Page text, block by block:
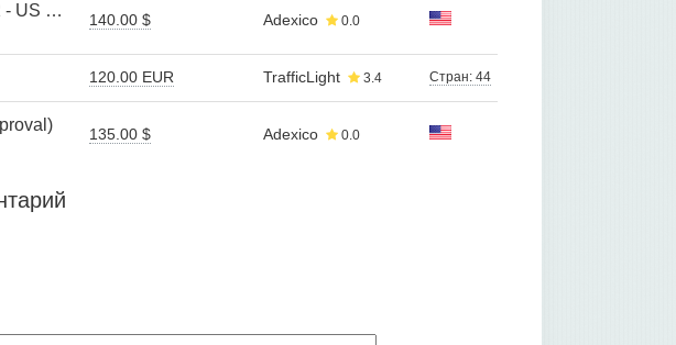
140.00 $ Adexico 0.0
120.00 EUR TrafficLight 3.4 Стран: 44
135.00 $ Adexico 0.0